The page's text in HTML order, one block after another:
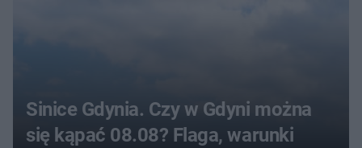
Sinice Gdynia. Czy w Gdyni można
się kąpać 08.08? Flaga, warunki